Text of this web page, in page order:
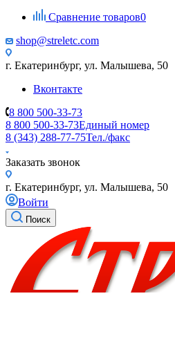
Сравнение товаров0
shop@streletc.com
г. Екатеринбург, ул. Малышева, 50
Вконтакте
8 800 500-33-73
8 800 500-33-73Единый номер
8 (343) 288-77-75Тел./факс
Заказать звонок
г. Екатеринбург, ул. Малышева, 50
Войти
Поиск